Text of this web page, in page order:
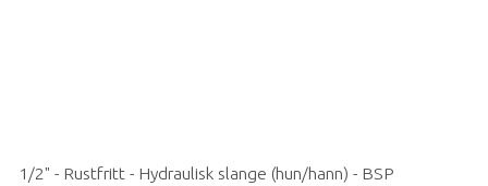
1/2" - Rustfritt - Hydraulisk slange (hun/hann) - BSP